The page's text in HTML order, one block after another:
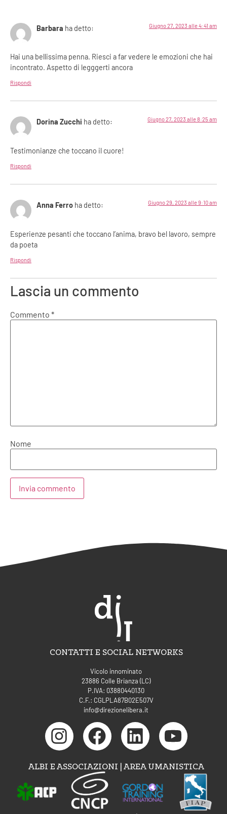
Barbara ha detto: Giugno 27, 2023 alle 4:41 am
Hai una bellissima penna. Riesci a far vedere le emozioni che hai
incontrato. Aspetto di legggerti ancora
Rispondi
Dorina Zucchi ha detto: Giugno 27, 2023 alle 8:25 am
Testimonianze che toccano il cuore!
Rispondi
Anna Ferro ha detto: Giugno 29, 2023 alle 9:10 am
Esperienze pesanti che toccano l’anima, bravo bel lavoro, sempre
da poeta
Rispondi
Lascia un commento
Commento *
Nome
CONTATTI E SOCIAL NETWORKS
Vicolo innominato
23886 Colle Brianza (LC)
P.IVA: 03880440130
C.F.: CGLPLA87B02E507V
info@direzionelibera.it
ALBI E ASSOCIAZIONI | AREA UMANISTICA